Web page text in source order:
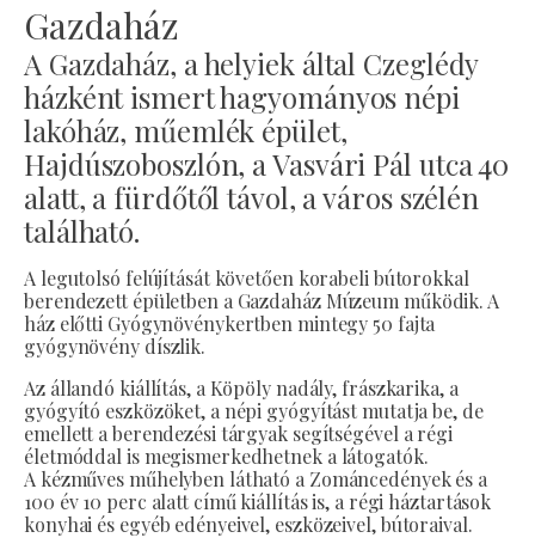
Gazdaház
A Gazdaház, a helyiek által Czeglédy
házként ismert hagyományos népi
lakóház, műemlék épület,
Hajdúszoboszlón, a Vasvári Pál utca 40
alatt, a fürdőtől távol, a város szélén
található.
A legutolsó felújítását követően korabeli bútorokkal
berendezett épületben a Gazdaház Múzeum működik. A
ház előtti Gyógynövénykertben mintegy 50 fajta
gyógynövény díszlik.
Az állandó kiállítás, a Köpöly nadály, frászkarika, a
gyógyító eszközöket, a népi gyógyítást mutatja be, de
emellett a berendezési tárgyak segítségével a régi
életmóddal is megismerkedhetnek a látogatók.
A kézműves műhelyben látható a Zománcedények és a
100 év 10 perc alatt című kiállítás is, a régi háztartások
konyhai és egyéb edényeivel, eszközeivel, bútoraival.